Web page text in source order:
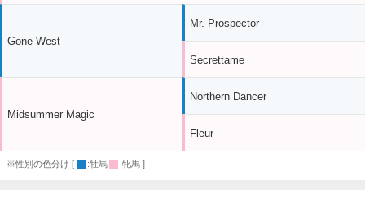
Gone West
Midsummer Magic
Mr. Prospector
Secrettame
Northern Dancer
Fleur
※性別の色分け [ :牡馬 :牝馬 ]